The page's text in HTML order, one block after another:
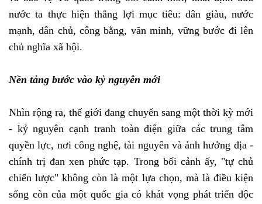
nước ta thực hiện thắng lợi mục tiêu: dân giàu, nước
mạnh, dân chủ, công bằng, văn minh, vững bước đi lên
chủ nghĩa xã hội.
Nền tảng bước vào kỷ nguyên mới
Nhìn rộng ra, thế giới đang chuyển sang một thời kỳ mới
- kỷ nguyên cạnh tranh toàn diện giữa các trung tâm
quyền lực, nơi công nghệ, tài nguyên và ảnh hưởng địa -
chính trị đan xen phức tạp. Trong bối cảnh ấy, "tự chủ
chiến lược" không còn là một lựa chọn, mà là điều kiện
sống còn của một quốc gia có khát vọng phát triển độc